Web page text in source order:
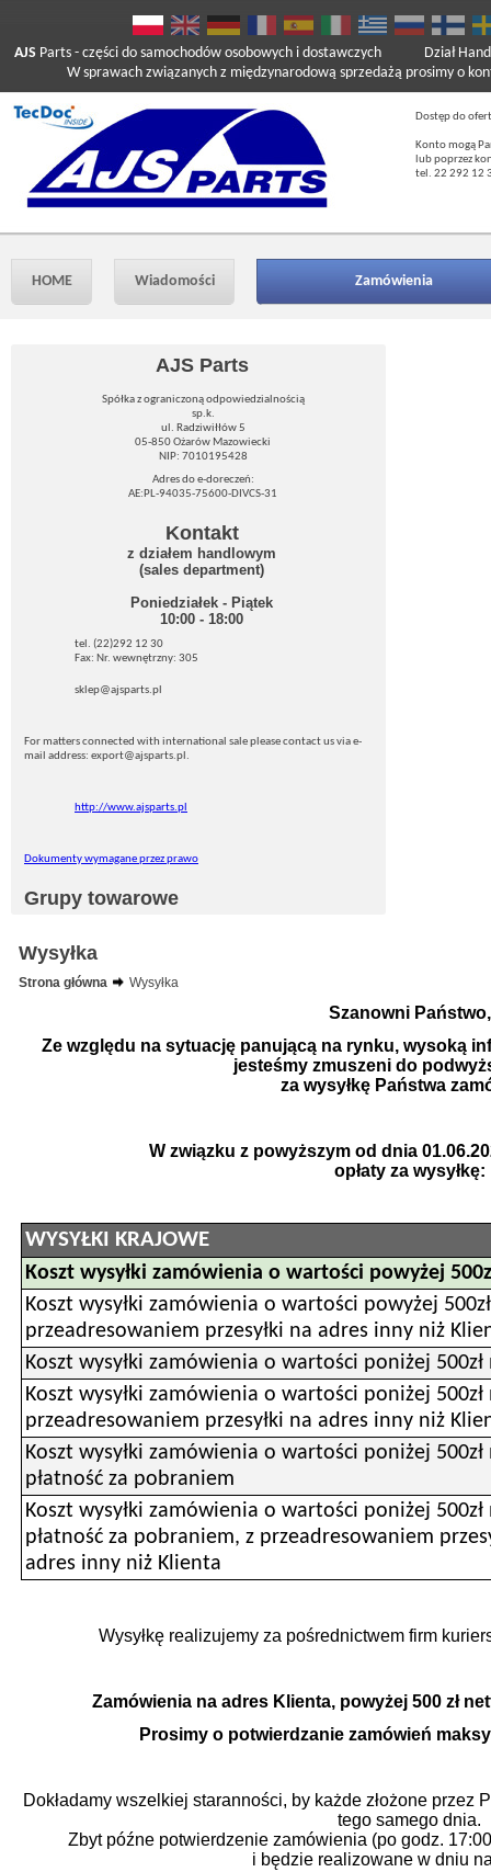
AJS Parts - części do samochodów osobowych i dostawczych
W sprawach związanych z międzynarodową sprzedażą prosimy o
Dział
Dostęp do
Konto mogą
lub poprzez
tel. 22 292 12
HOME Wiadomości Zamówienia
AJS Parts
Spółka z ograniczoną odpowiedzialnością
sp.k.
ul. Radziwiłłów 5
05-850 Ożarów Mazowiecki
NIP: 7010195428
Adres do e-doreczeń:
AE:PL-94035-75600-DIVCS-31
Kontakt
z działem handlowym
(sales department)
Poniedziałek - Piątek
10:00 - 18:00
tel. (22)292 12 30
Fax: Nr. wewnętrzny: 305
sklep@ajsparts.pl
For matters connected with international sale please contact us via e-
mail address: export@ajsparts.pl.
http://www.ajsparts.pl
Dokumenty wymagane przez prawo
Grupy towarowe
Wysyłka
Strona główna Wysyłka
Szanowni Państwo,
Ze względu na sytuację panującą na rynku, wysoką
jesteśmy zmuszeni do
za wysyłkę Państwa
W związku z powyższym od dnia
opłaty za wysyłkę:
WYSYŁKI KRAJOWE
Koszt wysyłki zamówienia o wartości powyżej
Koszt wysyłki zamówienia o wartości powyżej
przeadresowaniem przesyłki na adres inny niż
Koszt wysyłki zamówienia o wartości poniżej
Koszt wysyłki zamówienia o wartości poniżej
przeadresowaniem przesyłki na adres inny niż
Koszt wysyłki zamówienia o wartości poniżej
płatność za pobraniem
Koszt wysyłki zamówienia o wartości poniżej
płatność za pobraniem, z przeadresowaniem
adres inny niż Klienta
Wysyłkę realizujemy za pośrednictwem firm
Zamówienia na adres Klienta, powyżej 500 zł
Prosimy o potwierdzanie zamówień
Dokładamy wszelkiej staranności, by każde złożone przez
tego samego dnia.
Zbyt późne potwierdzenie zamówienia (po godz.
i będzie realizowane w dniu